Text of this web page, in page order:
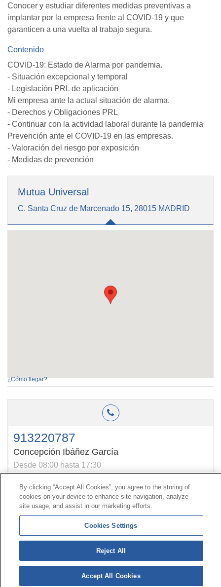
Conocer y estudiar diferentes medidas preventivas a
implantar por la empresa frente al COVID-19 y que
garanticen a una vuelta al trabajo segura.
Contenido
COVID-19: Estado de Alarma por pandemia.
- Situación excepcional y temporal
- Legislación PRL de aplicación
Mi empresa ante la actual situación de alarma.
- Derechos y Obligaciones PRL
- Continuar con la actividad laboral durante la pandemia
Prevención ante el COVID-19 en las empresas.
- Valoración del riesgo por exposición
- Medidas de prevención
Mutua Universal
C. Santa Cruz de Marcenado 15, 28015 MADRID
¿Cómo llegar?
913220787
Concepción Ibáñez García
Desde 08:00 hasta 17:30
Contact|Profile of the contractor|Claims
Line Universal 900 203 203
Private Area Special Benefits
|Private Area Health
© Mutua Universal 2026| Site map
Data protection Policy | Politics of cookies
Follow us on:
By clicking “Accept All Cookies”, you agree to the storing of
cookies on your device to enhance site navigation, analyze
site usage, and assist in our marketing efforts.
Cookies Settings
Reject All
Accept All Cookies